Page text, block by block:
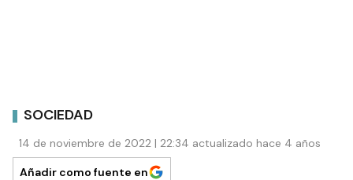
SOCIEDAD
14 de noviembre de 2022 | 22:34 actualizado hace 4 años
Añadir como fuente en